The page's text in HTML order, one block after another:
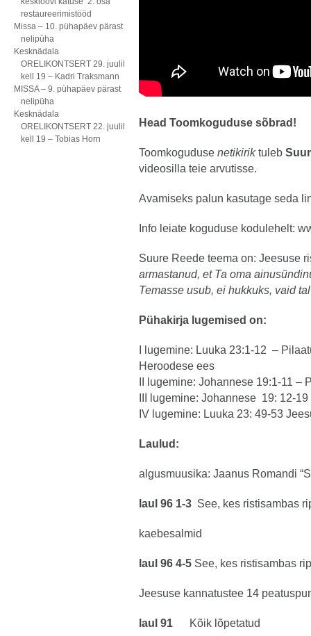
restaureerimistööd
Missa – 10. pühapäev pärast
nelipüha
Kesknädala
ORELIKONTSERT 29. juulil
kell 19 – Kadri Traksmann
MISSA – 9. pühapäev pärast
nelipüha
Kesknädala
ORELIKONTSERT 22. juulil
kell 19 – Tobias Horn
Head Toomkoguduse sõbrad!
Toomkoguduse netikiriktuleb
videosilla teie arvutisse.
Avamiseks palun kasutage seda
Info leiate koguduse kodulehelt:
Suure Reede teema on: Jeesuse
armastanud, et Ta oma
Temasse usub, ei hukkuks, vaid
Pühakirja lugemised on:
I lugemine: Luuka 23:1-12 –
Heroodese ees
II lugemine: Johannese 19:1-11
III lugemine: Johannese 19: 12-
IV lugemine: Luuka 23: 49-53
Laulud:
algusmuusika: Jaanus Romandi
laul 96 1-3 See, kes ristisambas
kaebesalmid
laul 96 4-5 See, kes ristisambas
Jeesuse kannatustee 14
laul 91 Kõik lõpetatud